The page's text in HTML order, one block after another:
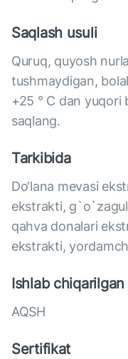
Saqlash usuli
Quruq, quyosh
tushmaydigan,
+25 ° C dan
saqlang.
Tarkibida
Do‘lana mevasi
ekstrakti,
qahva donalari
ekstrakti,
Ishlab
AQSH
Sertifikat